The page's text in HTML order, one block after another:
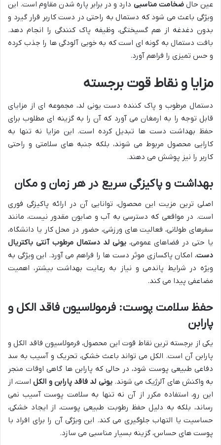
عین حالضخامت مناسبی دارد و در برابر پاره شدن مقاوم است. این
ویژگی باعث می شود که دستمال به راحتی در دست کاربر قرار گیرد و
بدون دغدغه از هم گسیختگی، وظیفه پاک کنندگی را انجام دهد.
بافت دستمال به گونه ای است که به خوبی آلودگی ها را جذب کرده
و حس تمیزی را فراهم آورد.
مزایا و نقاط قوت برجسته
دستمال مرطوب و پاک کننده دست یونی لد، مجموعه ای از مزایای
قابل توجه را به ارمغان می آورد که آن را به گزینه ای مطلوب برای
حفظ بهداشت دست ها تبدیل کرده است. این مزایا نه تنها به
کارایی محصول مربوط می شوند، بلکه جنبه های سلامتی و راحتی
کاربر را نیز پوشش می دهند.
بهداشت و پاکیزگی سریع در هر زمان و مکان
اصلی ترین مزیت این محصول، توانایی آن در ارائه پاکیزگی فوری
است. در مواقعی که دسترسی به آب و صابون مقدور نیست، مانند
سفرهای طولانی، فعالیت های ورزشی، حضور در محل کار یا دانشگاه،
یا حتی در فضاهای عمومی، یونی لد دستمال مرطوب آنتی باکتریال
دست، امکان پاکسازی موثر دست ها را فراهم می آورد. این ویژگی به
ویژه در شرایط پاندمی و نیاز به رعایت بهداشت بیشتر، اهمیت
مضاعفی پیدا می کند.
حفظ سلامت پوست: فرمولاسیون فاقد الکل و
پارابن
یکی از برجسته ترین نقاط قوت این محصول، فرمولاسیون فاقد الکل و
پارابن آن است. الکل می تواند باعث خشکی، تحریک و آسیب به سد
دفاعی طبیعی پوست شود، در حالی که پارابن ها گاهی اوقات منجر
به واکنش های آلرژیک می شوند.یونی لد فاقد پارابن و الکلاست، از
این رو، استفاده مکرر از آن نه تنها به سلامت پوست آسیب نمی
رساند، بلکه به دلیل حفظ رطوبت طبیعی پوست، از ایجاد خشکی،
حساسیت یا التهاب جلوگیری می کند. این ویژگی آن را برای افراد با
پوست های حساس، گزینه بسیار مناسبی می سازد.